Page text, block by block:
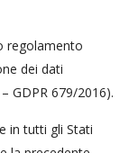
regolamento
dei dati
GDPR 679/2016).
in tutti gli Stati